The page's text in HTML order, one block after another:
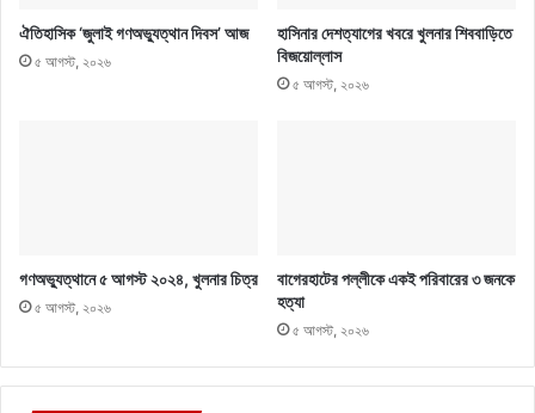
ঐতিহাসিক ‘জুলাই গণঅভ্যুত্থান দিবস’ আজ
৫ আগস্ট, ২০২৬
হাসিনার দেশত্যাগের খবরে খুলনার শিববাড়িতে
বিজয়োল্লাস
৫ আগস্ট, ২০২৬
গণঅভ্যুত্থানে ৫ আগস্ট ২০২৪, খুলনার চিত্র
৫ আগস্ট, ২০২৬
বাগেরহাটের পল্লীকে একই পরিবারের ৩ জনকে
হত্যা
৫ আগস্ট, ২০২৬